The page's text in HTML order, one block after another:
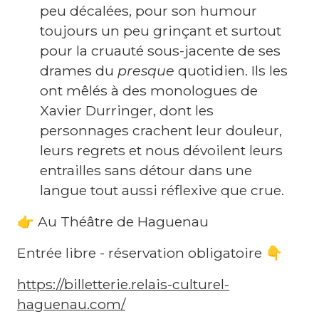
peu décalées, pour son humour
toujours un peu grinçant et surtout
pour la cruauté sous-jacente de ses
drames du presque quotidien. Ils les
ont mêlés à des monologues de
Xavier Durringer, dont les
personnages crachent leur douleur,
leurs regrets et nous dévoilent leurs
entrailles sans détour dans une
langue tout aussi réflexive que crue.
👉 Au Théâtre de Haguenau
Entrée libre - réservation obligatoire 👇
https://billetterie.relais-culturel-
haguenau.com/
e
sl
e
e
r